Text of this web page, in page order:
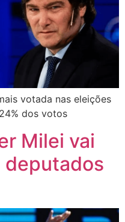
votada nas eleições
dos votos
Milei vai
deputados